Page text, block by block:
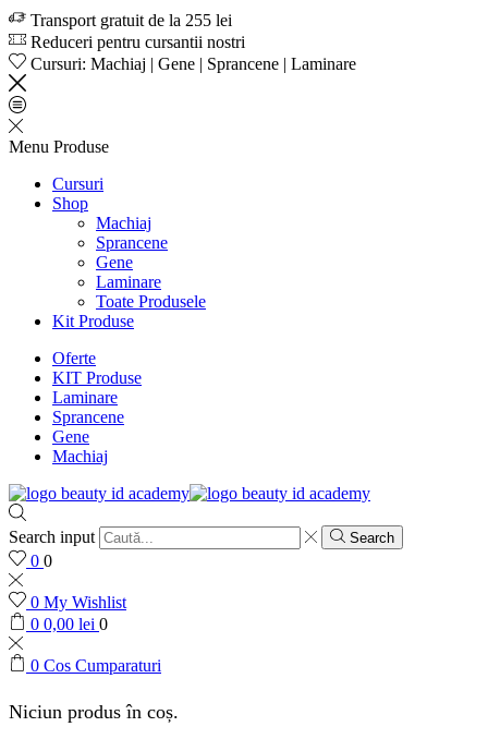
Transport gratuit de la 255 lei
Reduceri pentru cursantii nostri
Cursuri: Machiaj | Gene | Sprancene | Laminare
Menu Produse
Cursuri
Shop
Machiaj
Sprancene
Gene
Laminare
Toate Produsele
Kit Produse
Oferte
KIT Produse
Laminare
Sprancene
Gene
Machiaj
Search input Search
0 0
0 My Wishlist
0 0,00 lei 0
0 Cos Cumparaturi
Niciun produs în coș.